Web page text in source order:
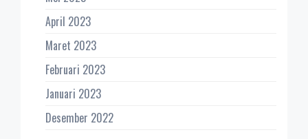
April 2023
Maret 2023
Februari 2023
Januari 2023
Desember 2022